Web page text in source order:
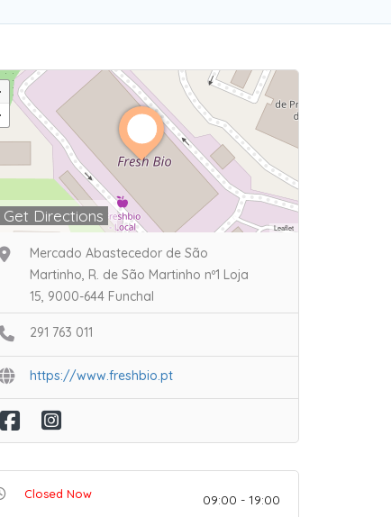
Leaflet
Get Directions
Mercado Abastecedor de São
Martinho, R. de São Martinho nº1 Loja
15, 9000-644 Funchal
291 763 011
https://www.freshbio.pt
Closed Now 09:00 - 19:00